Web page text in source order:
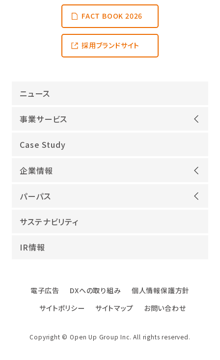
FACT BOOK 2026
採用ブランドサイト
ニュース
事業サービス
オープンアップグループが選ばれる理由
ITインフラ
IT開発
海外領域
教育・人材紹介
Case Study
企業情報
ごあいさつ
沿革
役員紹介
ファクトブック
パーパス
当社グループのパーパス
幸せな仕事総合研究所
エンジニアインタビュー
サステナビリティ
IR情報
電子広告 DXへの取り組み
個人情報保護方針
サイトポリシー
サイトマップ お問い合わせ
Copyright © Open Up Group Inc. All rights reserved.